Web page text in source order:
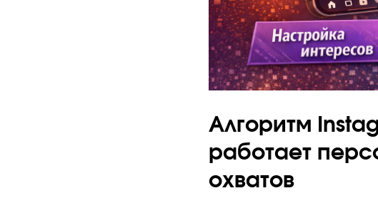
Алгоритм
работает
охватов